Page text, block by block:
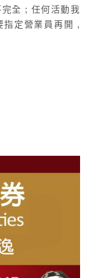
全 ; 任何活動我
指定營業員再開 ,
客戶關係 , 保護
人員才會有動機